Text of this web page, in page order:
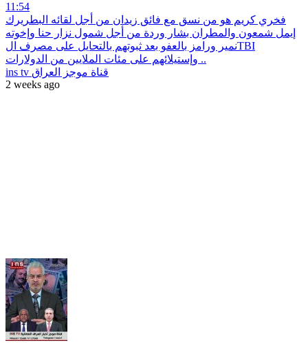
11:54
فخري كريم هو من نسق مع فائق زيدان من أجل لقائه البطريرك
إيمل شمعون والمطران بشار وردة من أجل شمول نزار حنا وإخوته
نمير ورامز بالعفو بعد ثبوتهم بالتحايل على مصرف الTBI
وإستيلائهم على مئات الملايين من الدولارات ..
ins tv قناة موجز العراق
2 weeks ago